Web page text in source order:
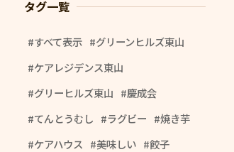
タグ一覧
すべて表示
グリーンヒルズ東山
ケアレジデンス東山
グリーヒルズ東山
慶成会
てんとうむし
ラグビー
焼き芋
ケアハウス
美味しい
餃子